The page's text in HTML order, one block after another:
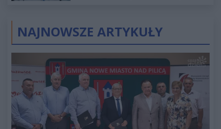
NAJNOWSZE ARTYKUŁY